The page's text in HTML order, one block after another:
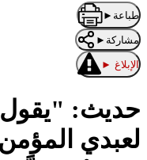
طباعة ►
مشاركة ►
الإبلاغ ►
حديث: "يقول
لعبدي